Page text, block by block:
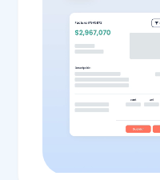
Todas las
Todas las